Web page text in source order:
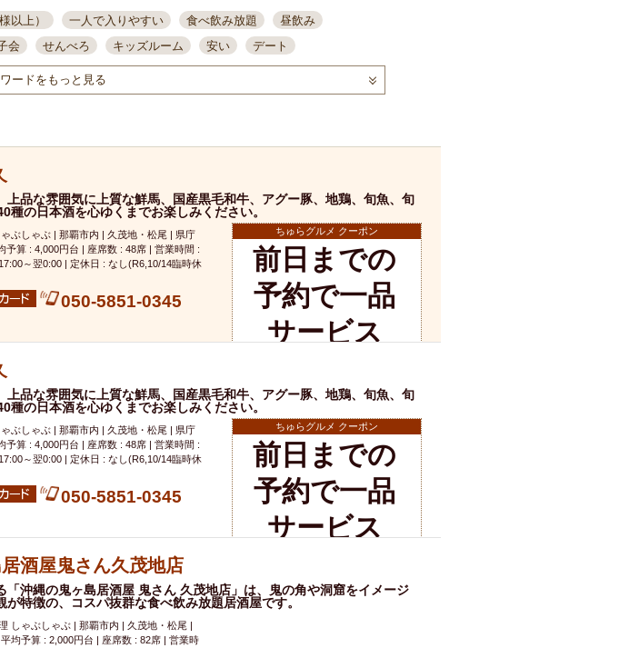
以上） 一人で入りやすい 食べ飲み放題
昼飲み
会 せんべろ キッズルーム 安い
デート
誕生日 大人数
模合 インスタ映え 座敷席 記念日 泡盛
喫煙可
レモンサワー 観光客に人気 大部屋30名
カウンター
ース
ルコールビール ウィスキー テレビ 飲み会
掘りごたつ
クーポン
旭橋駅周辺 沖縄料理 スイーツ
結納・顔会わせ
店内全面禁煙
貝づくし 燻製料理
美栄橋駅周辺
マトン・ラム肉
洋食
アガーデン
ンタイン 立ち飲み 5000円以上コース 地中海料理
鍋
ヒ 割烹 女性専用トイレあり
入店１時間が安い
つ) 炭火焼 ペイディ（給料日）
野菜巻き串
屋富祖地区
ジンギスカン
スニック 熱燗 生け簀 イタリアン
古島駅周辺
炉端焼き
ふぐ料理
ェディング 58KACHA-SEA
メガ盛り つけ麺 日本そば 冬限定メニュー
おでん
オーガニック プレミアムフライデー
牛串焼き
ハイボール 飲み比べセット
ードをもっと見る
上品な雰囲気に上質な鮮馬、国産黒毛和牛、アグー豚、地鶏、旬魚、旬
種の日本酒を心ゆくまでお楽しみください。
ぶしゃぶ | 那覇市内 | 久茂地・松尾 | 県庁
予算 : 4,000円台 | 座席数 : 48席 | 営業時間 :
～翌0:00 | 定休日 : なし(R6,10/14臨時休
050-5851-0345
ちゅらグルメ クーポン
前日までの
予約で一品
サービス
店舗詳細
上品な雰囲気に上質な鮮馬、国産黒毛和牛、アグー豚、地鶏、旬魚、旬
種の日本酒を心ゆくまでお楽しみください。
ぶしゃぶ | 那覇市内 | 久茂地・松尾 | 県庁
予算 : 4,000円台 | 座席数 : 48席 | 営業時間 :
～翌0:00 | 定休日 : なし(R6,10/14臨時休
050-5851-0345
ちゅらグルメ クーポン
前日までの
予約で一品
サービス
店舗詳細
酒屋鬼さん久茂地店
「沖縄の鬼ヶ島居酒屋 鬼さん 久茂地店」は、鬼の角や洞窟をイメージ
が特徴の、コスパ抜群な食べ飲み放題居酒屋です。
しゃぶしゃぶ | 那覇市内 | 久茂地・松尾 |
均予算 : 2,000円台 | 座席数 : 82席 | 営業時